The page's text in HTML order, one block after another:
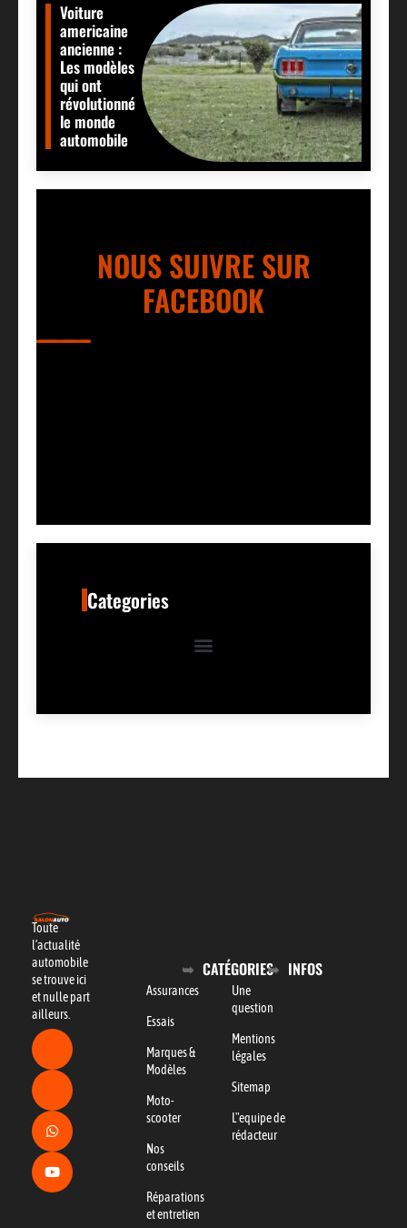
Voiture
americaine
ancienne :
Les modèles
qui ont
révolutionné
le monde
automobile
NOUS SUIVRE SUR
FACEBOOK
Categories
Toute
l’actualité
automobile
se trouve ici
et nulle part
ailleurs.
CATÉGORIES
Assurances
Essais
Marques &
Modèles
Moto-
scooter
Nos
conseils
Réparations
et entretien
INFOS
Une
question
Mentions
légales
Sitemap
L"equipe de
rédacteur